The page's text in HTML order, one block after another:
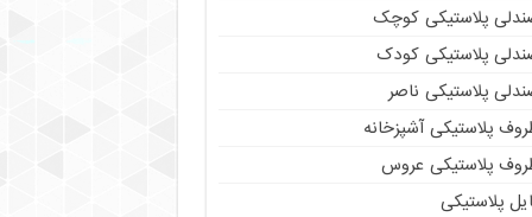
پلاستیکی کوچک
پلاستیکی کودک
پلاستیکی ناصر
پلاستیکی آشپزخانه
پلاستیکی عروس
پلاستیکی